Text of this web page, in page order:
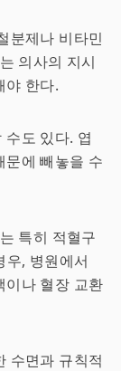
분제나 비타민
의사의 지시
야 한다.
도 있다. 엽
문에 빼놓을 수
특히 적혈구
, 병원에서
이나 혈장 교환
수면과 규칙적